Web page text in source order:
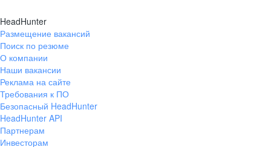
HeadHunter
Размещение вакансий
Поиск по резюме
О компании
Наши вакансии
Реклама на сайте
Требования к ПО
Безопасный HeadHunter
HeadHunter API
Партнерам
Инвесторам